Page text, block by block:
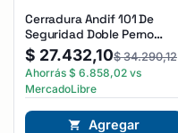
Cerradura Andif 101 De
Seguridad Doble Perno
Reforzada Plateado
$ 27.432,10$34.290,12
Ahorrás $ 6.858,02 vs
MercadoLibre
Agregar